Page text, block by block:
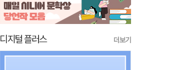
디지털 플러스 더보기